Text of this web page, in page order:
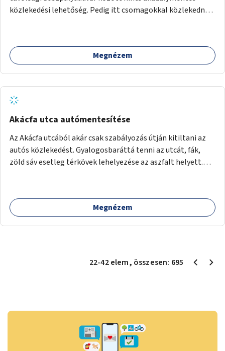
akciók, Fővárossal, kerületi összefogásokkal. Legyen
elismerő díj az adó 1%-ot begyűjtő civil szervezeteknek,
közlekedési lehetőség. Pedig itt csomagokkal közlekednek
hogy aztán több lépcsősort kelljen megtenni lefelé/felfelé
a buszpályaudvarra.
Megnézem
Akácfa utca autómentesítése
Az Akácfa utcából akár csak szabályozás útján kitiltani az
autós közlekedést. Gyalogosbaráttá tenni az utcát, fák,
zöld sáv esetleg térkövek lehelyezése az aszfalt helyett.
Megnézem
22-42elem, összesen: 695